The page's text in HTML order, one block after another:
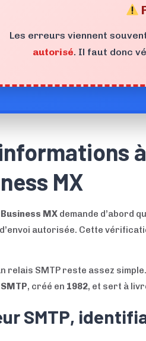
Les erreurs viennent
autorisé. Il faut donc
MX
MX demande d’abord
autorisée. Cette
relais SMTP reste assez
SMTP, créé en 1982, et sert à
SMTP,